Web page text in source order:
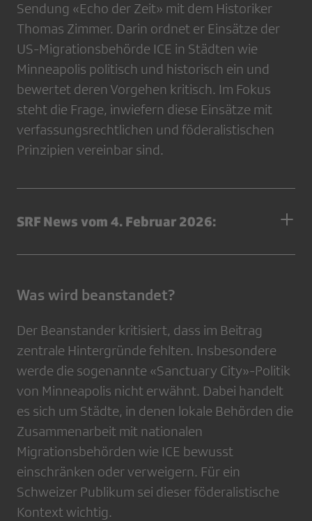
Sendung «Echo der Zeit» mit dem Historiker
Thomas Zimmer. Darin ordnet er Einsätze der
US-Migrationsbehörde ICE in Städten wie
Minneapolis politisch und historisch ein und
bewertet deren Vorgehen kritisch. Im Fokus
steht die Frage, inwiefern diese Einsätze mit
verfassungsrechtlichen und föderalistischen
Prinzipien vereinbar sind.
SRF News vom 4. Februar 2026:
Was wird beanstandet?
Der Beanstander kritisiert, dass im Beitrag
zentrale Hintergründe fehlten. Insbesondere
werde die sogenannte «Sanctuary City»-Politik
von Minneapolis nicht erwähnt. Dabei handelt
es sich um Städte, in denen lokale Behörden die
Zusammenarbeit mit nationalen
Migrationsbehörden wie ICE bewusst
einschränken oder verweigern. Für ein
Schweizer Publikum sei dieser föderalistische
Kontext wichtig.